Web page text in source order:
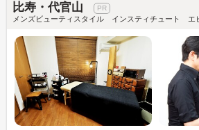
比寿・代官山
メンズビューティスタイル インスティチュート エ